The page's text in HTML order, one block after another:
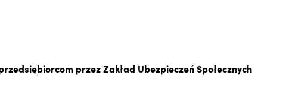
przez Zakład Ubezpieczeń Społecznych